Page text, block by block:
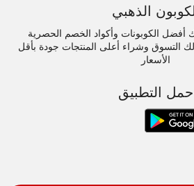
الذهبي
أفضل الكوبونات وأكواد الخصم الحصرية
التسوق وشراء أعلى المنتجات جودة بأقل
الأسعار
حمل التطبيق